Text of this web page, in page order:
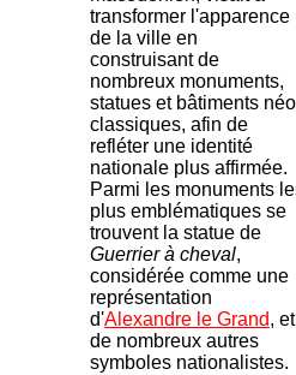
transformer l'apparence
de la ville en
construisant de
nombreux monuments,
statues et bâtiments
classiques, afin de
refléter une identité
nationale plus affirmée.
Parmi les monuments
plus emblématiques se
trouvent la statue de
Guerrier à cheval,
considérée comme une
représentation
d'Alexandre le Grand, et
de nombreux autres
symboles nationalistes.